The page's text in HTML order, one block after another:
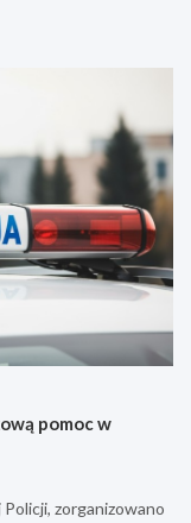
pomoc w
zorganizowano